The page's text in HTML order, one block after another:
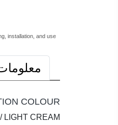
installation, and use.
COLOUR
LIGHT CREAM